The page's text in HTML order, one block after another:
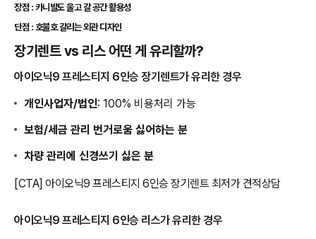
장점 : 카니발도 울고 갈 공간 활용성
단점 : 호불호 갈리는 외관 디자인
장기렌트 vs 리스 어떤 게 유리할까?
아이오닉9 프레스티지 6인승 장기렌트가 유리한 경우
개인사업자/법인: 100% 비용처리 가능
보험/세금 관리 번거로움 싫어하는 분
차량 관리에 신경쓰기 싫은 분
[CTA] 아이오닉9 프레스티지 6인승 장기렌트 최저가 견적상담
아이오닉9 프레스티지 6인승 리스가 유리한 경우